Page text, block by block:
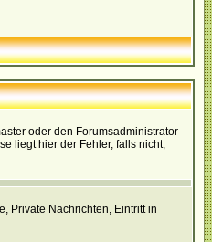
oder den Forumsadministrator
liegt hier der Fehler, falls nicht,
Private Nachrichten, Eintritt in